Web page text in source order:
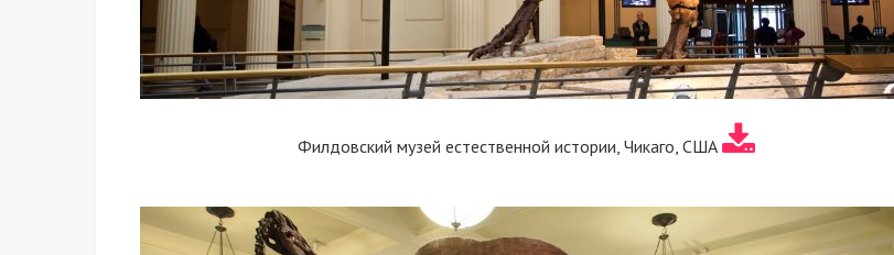
Филдовский музей естественной истории, Чикаго, США